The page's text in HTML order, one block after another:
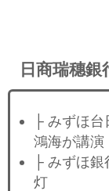
日商瑞穗銀
├ みずほ
鴻海が講演
├ みずほ
灯